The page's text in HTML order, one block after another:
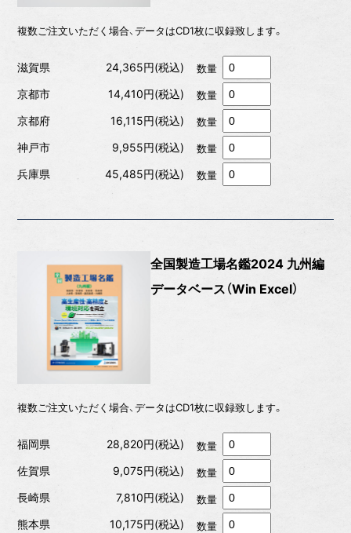
複数ご注文いただく場合、データはCD1枚に収録致します。
滋賀県 24,365円(税込) 数量
京都市 14,410円(税込) 数量
京都府 16,115円(税込) 数量
神戸市 9,955円(税込) 数量
兵庫県 45,485円(税込) 数量
全国製造工場名鑑2024 九州編
データベース（Win Excel）
複数ご注文いただく場合、データはCD1枚に収録致します。
福岡県 28,820円(税込) 数量
佐賀県 9,075円(税込) 数量
長崎県 7,810円(税込) 数量
熊本県 10,175円(税込) 数量